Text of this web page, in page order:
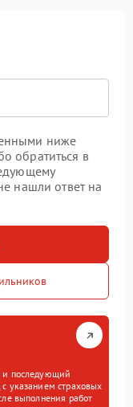
ниже
обратиться в
нашли ответ на
и последующий
указанием страховых
выполнения работ